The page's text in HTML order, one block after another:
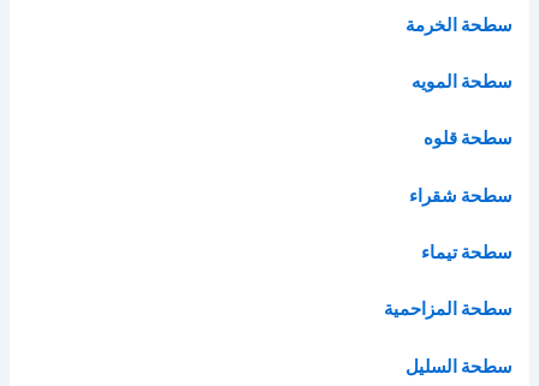
سطحة الخرمة
سطحة المويه
سطحة قلوه
سطحة شقراء
سطحة تيماء
سطحة المزاحمية
سطحة السليل